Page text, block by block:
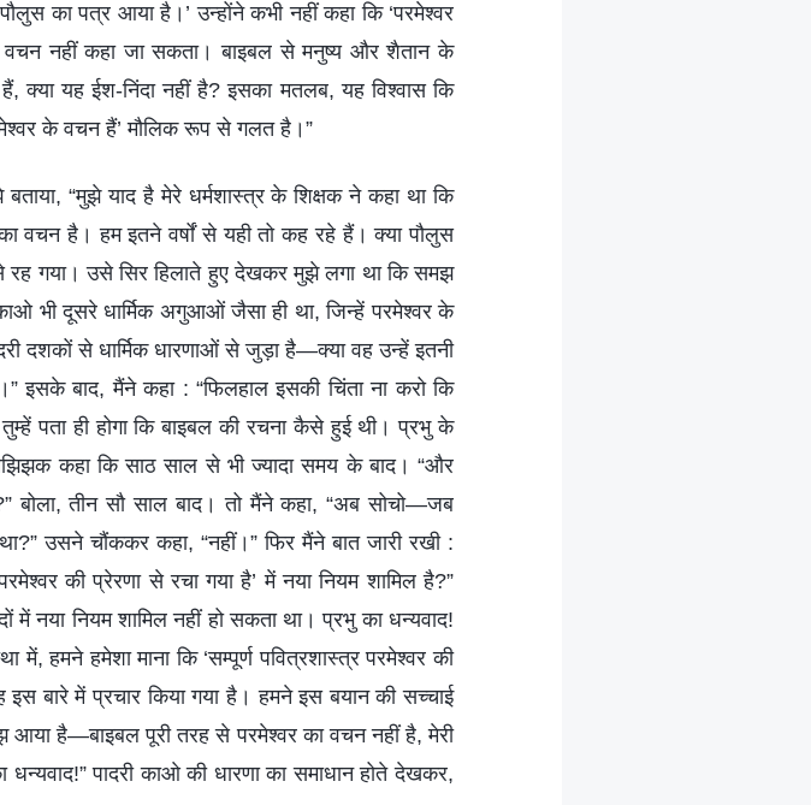
का पत्र आया है।’ उन्होंने कभी नहीं कहा कि ‘परमेश्वर
नहीं कहा जा सकता। बाइबल से मनुष्य और शैतान के
क्या यह ईश-निंदा नहीं है? इसका मतलब, यह विश्वास कि
के वचन हैं’ मौलिक रूप से गलत है।”
“मुझे याद है मेरे धर्मशास्त्र के शिक्षक ने कहा था कि
वचन है। हम इतने वर्षों से यही तो कह रहे हैं। क्या पौलुस
गया। उसे सिर हिलाते हुए देखकर मुझे लगा था कि समझ
भी दूसरे धार्मिक अगुआओं जैसा ही था, जिन्हें परमेश्वर के
दशकों से धार्मिक धारणाओं से जुड़ा है—क्या वह उन्हें इतनी
इसके बाद, मैंने कहा : “फिलहाल इसकी चिंता ना करो कि
पता ही होगा कि बाइबल की रचना कैसे हुई थी। प्रभु के
कहा कि साठ साल से भी ज्यादा समय के बाद। “और
बोला, तीन सौ साल बाद। तो मैंने कहा, “अब सोचो—जब
उसने चौंककर कहा, “नहीं।” फिर मैंने बात जारी रखी :
की प्रेरणा से रचा गया है’ में नया नियम शामिल है?”
नया नियम शामिल नहीं हो सकता था। प्रभु का धन्यवाद!
हमने हमेशा माना कि ‘सम्पूर्ण पवित्रशास्त्र परमेश्वर की
बारे में प्रचार किया गया है। हमने इस बयान की सच्चाई
है—बाइबल पूरी तरह से परमेश्वर का वचन नहीं है, मेरी
पादरी काओ की धारणा का समाधान होते देखकर,